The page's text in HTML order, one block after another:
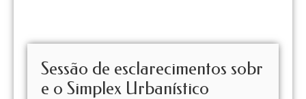
Sessão de esclarecimentos sobr
e o Simplex Urbanístico